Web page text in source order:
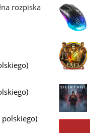
rozpiska